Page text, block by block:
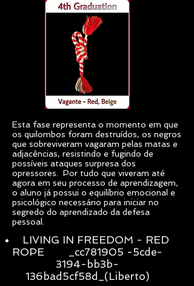
Esta fase representa o momento em que
os quilombos foram destruídos, os negros
que sobreviveram vagaram pelas matas e
adjacências, resistindo e fugindo de
possíveis ataques surpresa dos
opressores. Por tudo que viveram até
agora em seu processo de aprendizagem,
o aluno já possui o equilíbrio emocional e
psicológico necessário para iniciar no
segredo do aprendizado da defesa
pessoal.
LIVING IN FREEDOM - RED
ROPE _cc781905 -5cde-
3194-bb3b-
136bad5cf58d_(Liberto)